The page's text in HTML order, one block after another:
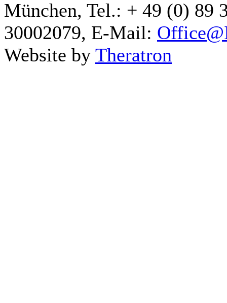
München, Tel.: + 49 (0) 89
30002079, E-Mail:
Website by Theratron